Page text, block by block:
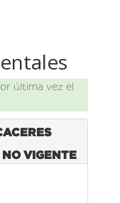
última vez el
NO VIGENTE